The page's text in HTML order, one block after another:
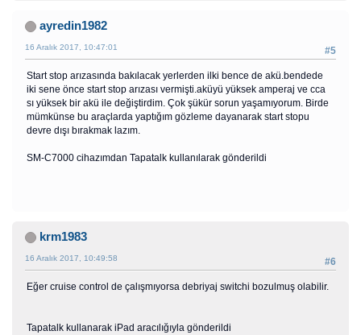
ayredin1982
#5
16 Aralık 2017, 10:47:01
Start stop arızasında bakılacak yerlerden ilki bence de akü.bendede
iki sene önce start stop arızası vermişti.aküyü yüksek amperaj ve cca
sı yüksek bir akü ile değiştirdim. Çok şükür sorun yaşamıyorum. Birde
mümkünse bu araçlarda yaptığım gözleme dayanarak start stopu
devre dışı bırakmak lazım.
SM-C7000 cihazımdan Tapatalk kullanılarak gönderildi
krm1983
#6
16 Aralık 2017, 10:49:58
Eğer cruise control de çalışmıyorsa debriyaj switchi bozulmuş olabilir.
Tapatalk kullanarak iPad aracılığıyla gönderildi